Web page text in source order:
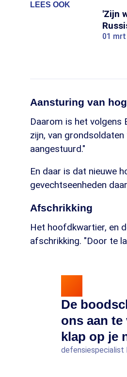
LEES OOK
'Zijn
01
Aansturing van
Daarom is het volgens
zijn, van
aangestuurd."
En daar is dat nieuwe
gevechtseenheden
Afschrikking
Het hoofdkwartier, en
afschrikking. "Door te
De
ons aan
klap op je
defensiespecialist